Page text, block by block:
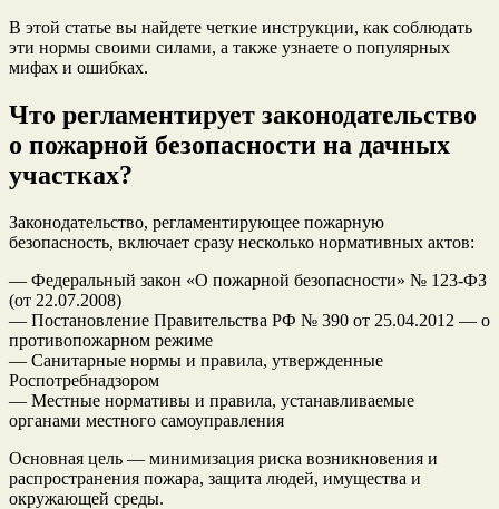
В этой статье вы найдете четкие инструкции, как соблюдать
эти нормы своими силами, а также узнаете о популярных
мифах и ошибках.
Что регламентирует законодательство
о пожарной безопасности на дачных
участках?
Законодательство, регламентирующее пожарную
безопасность, включает сразу несколько нормативных актов:
— Федеральный закон «О пожарной безопасности» № 123-ФЗ
(от 22.07.2008)
— Постановление Правительства РФ № 390 от 25.04.2012 — о
противопожарном режиме
— Санитарные нормы и правила, утвержденные
Роспотребнадзором
— Местные нормативы и правила, устанавливаемые
органами местного самоуправления
Основная цель — минимизация риска возникновения и
распространения пожара, защита людей, имущества и
окружающей среды.